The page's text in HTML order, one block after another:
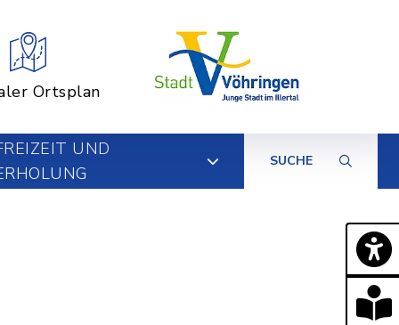
Ortsplan
UND
SUCHE